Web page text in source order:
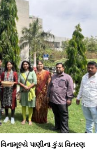
પાણીના કુંડા વિતરણ